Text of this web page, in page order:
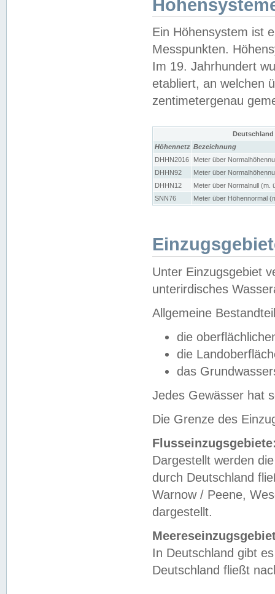
Ein Höhensystem ist
Messpunkten.
Im 19. Jahrhundert
etabliert, an welchen
zentimetergenau
Höhennetz Bezeichnung
DHHN2016
Meter über
DHHN92
Meter über
DHHN12
Meter über Normalnull (m.
SNN76
Meter über Höhennormal
Unter Einzugsgebiet
unterirdisches
Allgemeine
die
die
das
Jedes Gewässer hat
Die Grenze des
Dargestellt werden
durch Deutschland
Warnow / Peene,
dargestellt.
In Deutschland gibt
Deutschland fließt